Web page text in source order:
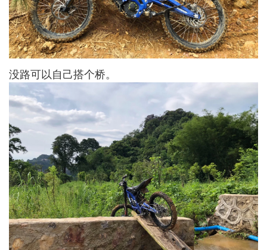
没路可以自己搭个桥。